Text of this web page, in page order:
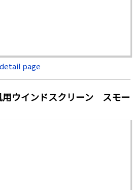
page
ウインドスクリーン スモー